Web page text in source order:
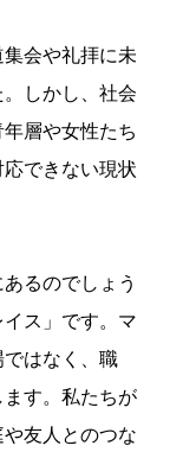
会や礼拝に未
しかし、社会
層や女性たち
できない現状
るのでしょう
ス」です。マ
はなく、職
す。私たちが
友人とのつな